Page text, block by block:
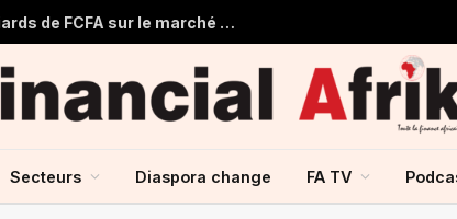
Togo : Le Trésor Public obtient 22 milliards de FCFA sur le marché financier de l’UMOA
Secteurs Diaspora change FA TV